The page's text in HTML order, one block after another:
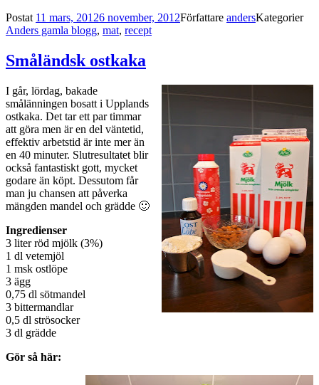
Postat 11 mars, 20126 november, 2012Författare andersKategorier
Anders gamla blogg, mat, recept
Småländsk ostkaka
I går, lördag, bakade
smålänningen bosatt i Upplands
ostkaka. Det tar ett par timmar
att göra men är en del väntetid,
effektiv arbetstid är inte mer än
en 40 minuter. Slutresultatet blir
också fantastiskt gott, mycket
godare än köpt. Dessutom får
man ju chansen att påverka
mängden mandel och grädde 🙂
Ingredienser
3 liter röd mjölk (3%)
1 dl vetemjöl
1 msk ostlöpe
3 ägg
0,75 dl sötmandel
3 bittermandlar
0,5 dl strösocker
3 dl grädde
Gör så här: